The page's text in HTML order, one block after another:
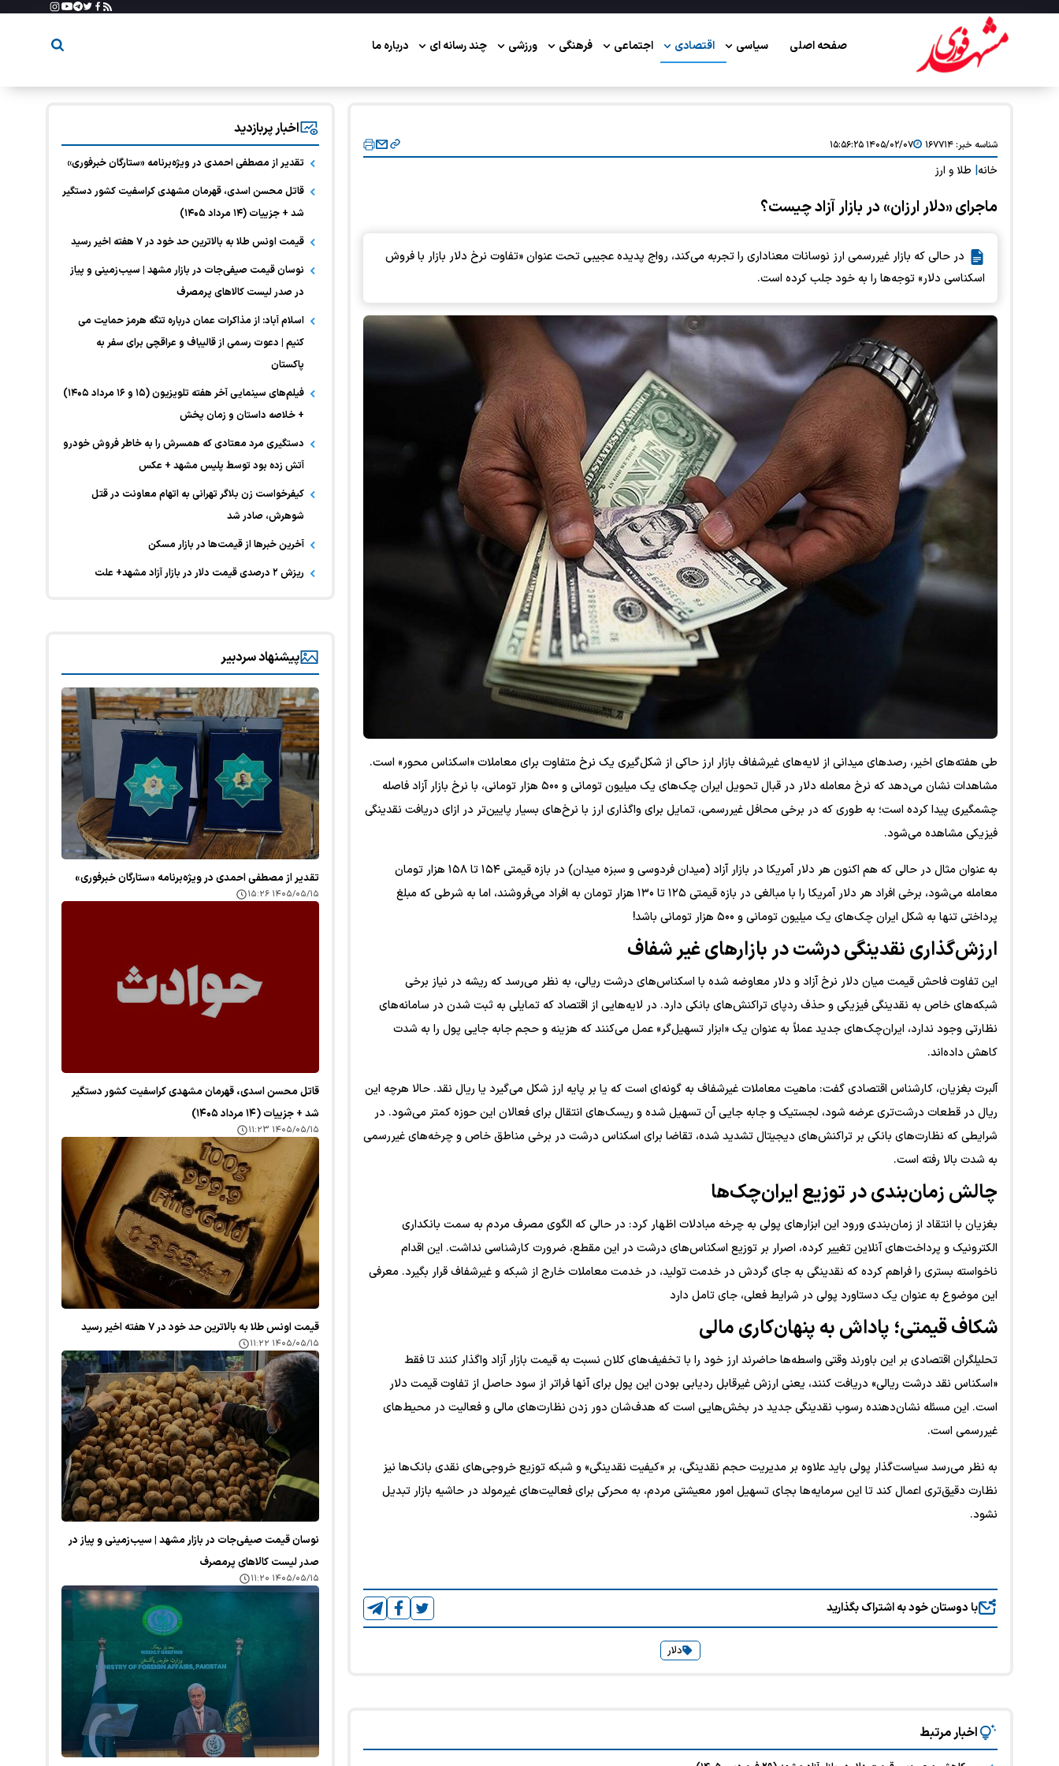
صفحه اصلی سیاسی اقتصادی اجتماعی فرهنگی ورزشی چند رسانه ای درباره ما
شناسه خبر:۱۶۷۷۱۴ ۱۴۰۵/۰۲/۰۷ ۱۵:۵۶:۲۵
خانه طلا و ارز
ماجرای «دلار ارزان» در بازار آزاد چیست؟
در حالی که بازار غیررسمی ارز نوسانات معناداری را تجربه می‌کند، رواج پدیده عجیبی تحت عنوان «تفاوت نرخ دلار بازار با فروش
اسکناسی دلار» توجه‌ها را به خود جلب کرده است.
طی هفته‌های اخیر، رصد‌های میدانی از لایه‌های غیرشفاف بازار ارز حاکی از شکل‌گیری یک نرخ متفاوت برای معاملات «اسکناس محور» است.
مشاهدات نشان می‌دهد که نرخ معامله دلار در قبال تحویل ایران چک‌های یک میلیون تومانی و ۵۰۰ هزار تومانی، با نرخ بازار آزاد فاصله
چشمگیری پیدا کرده است؛ به طوری که در برخی محافل غیررسمی، تمایل برای واگذاری ارز با نرخ‌های بسیار پایین‌تر در ازای دریافت نقدینگی
فیزیکی مشاهده می‌شود.
به عنوان مثال در حالی که هم اکنون هر دلار آمریکا در بازار آزاد (میدان فردوسی و سبزه میدان) در بازه قیمتی ۱۵۴ تا ۱۵۸ هزار تومان
معامله می‌شود، برخی افراد هر دلار آمریکا را با مبالغی در بازه قیمتی ۱۲۵ تا ۱۳۰ هزار تومان به افراد می‌فروشند، اما به شرطی که مبلغ
پرداختی تنها به شکل ایران چک‌های یک میلیون تومانی و ۵۰۰ هزار تومانی باشد!
ارزش‌گذاری نقدینگی درشت در بازار‌های غیر شفاف
این تفاوت فاحش قیمت میان دلار نرخ آزاد و دلار معاوضه شده با اسکناس‌های درشت ریالی، به نظر می‌رسد که ریشه در نیاز برخی
شبکه‌های خاص به نقدینگی فیزیکی و حذف ردپای تراکنش‌های بانکی دارد. در لایه‌هایی از اقتصاد که تمایلی به ثبت شدن در سامانه‌های
نظارتی وجود ندارد، ایران‌چک‌های جدید عملاً به عنوان یک «ابزار تسهیل‌گر» عمل می‌کنند که هزینه و حجم جابه جایی پول را به شدت
کاهش داده‌اند.
آلبرت بغزیان، کارشناس اقتصادی گفت: ماهیت معاملات غیرشفاف به گونه‌ای است که یا بر پایه ارز شکل می‌گیرد یا ریال نقد. حالا هرچه این
ریال در قطعات درشت‌تری عرضه شود، لجستیک و جابه جایی آن تسهیل شده و ریسک‌های انتقال برای فعالان این حوزه کمتر می‌شود. در
شرایطی که نظارت‌های بانکی بر تراکنش‌های دیجیتال تشدید شده، تقاضا برای اسکناس درشت در برخی مناطق خاص و چرخه‌های غیررسمی
به شدت بالا رفته است.
چالش زمان‌بندی در توزیع ایران‌چک‌ها
بغزیان با انتقاد از زمان‌بندی ورود این ابزار‌های پولی به چرخه مبادلات اظهار کرد: در حالی که الگوی مصرف مردم به سمت بانکداری
الکترونیک و پرداخت‌های آنلاین تغییر کرده، اصرار بر توزیع اسکناس‌های درشت در این مقطع، ضرورت کارشناسی نداشت. این اقدام
ناخواسته بستری را فراهم کرده که نقدینگی به جای گردش در خدمت تولید، در خدمت معاملات خارج از شبکه و غیرشفاف قرار بگیرد. معرفی
این موضوع به عنوان یک دستاورد پولی در شرایط فعلی، جای تامل دارد
شکاف قیمتی؛ پاداش به پنهان‌کاری مالی
تحلیلگران اقتصادی بر این باورند وقتی واسطه‌ها حاضرند ارز خود را با تخفیف‌های کلان نسبت به قیمت بازار آزاد واگذار کنند تا فقط
«اسکناس نقد درشت ریالی» دریافت کنند، یعنی ارزش غیرقابل ردیابی بودن این پول برای آنها فراتر از سود حاصل از تفاوت قیمت دلار
است. این مسئله نشان‌دهنده رسوب نقدینگی جدید در بخش‌هایی است که هدف‌شان دور زدن نظارت‌های مالی و فعالیت در محیط‌های
غیررسمی است.
به نظر می‌رسد سیاست‌گذار پولی باید علاوه بر مدیریت حجم نقدینگی، بر «کیفیت نقدینگی» و شبکه توزیع خروجی‌های نقدی بانک‌ها نیز
نظارت دقیق‌تری اعمال کند تا این سرمایه‌ها بجای تسهیل امور معیشتی مردم، به محرکی برای فعالیت‌های غیرمولد در حاشیه بازار تبدیل
نشود.
با دوستان خود به اشتراک بگذارید
دلار
اخبار مرتبط
اخبار پربازدید
تقدیر از مصطفی احمدی در ویژه‌برنامه «ستارگان خبرفوری»
قاتل محسن اسدی، قهرمان مشهدی کراسفیت کشور دستگیر
شد + جزییات (۱۴ مرداد ۱۴۰۵)
قیمت اونس طلا به بالاترین حد خود در ۷ هفته اخیر رسید
نوسان قیمت صیفی‌جات در بازار مشهد | سیب‌زمینی و پیاز
در صدر لیست کالا‌های پرمصرف
اسلام آباد: از مذاکرات عمان درباره تنگه هرمز حمایت می
کنیم | دعوت رسمی از قالیباف و عراقچی برای سفر به
پاکستان
فیلم‌های سینمایی آخر هفته تلویزیون (۱۵ و ۱۶ مرداد ۱۴۰۵)
+ خلاصه داستان و زمان پخش
دستگیری مرد معتادی که همسرش را به خاطر فروش خودرو
آتش زده بود توسط پلیس مشهد + عکس
کیفرخواست زن بلاگر تهرانی به اتهام معاونت در قتل
شوهرش، صادر شد
آخرین خبر‌ها از قیمت‌ها در بازار مسکن
ریزش ۲ درصدی قیمت دلار در بازار آزاد مشهد+ علت
پیشنهاد سردبیر
تقدیر از مصطفی احمدی در ویژه‌برنامه «ستارگان خبرفوری»
۱۴۰۵/۰۵/۱۵ ۱۵:۲۶
قاتل محسن اسدی، قهرمان مشهدی کراسفیت کشور دستگیر
شد + جزییات (۱۴ مرداد ۱۴۰۵)
۱۴۰۵/۰۵/۱۵ ۱۱:۲۳
قیمت اونس طلا به بالاترین حد خود در ۷ هفته اخیر رسید
۱۴۰۵/۰۵/۱۵ ۱۱:۲۲
نوسان قیمت صیفی‌جات در بازار مشهد | سیب‌زمینی و پیاز در
صدر لیست کالا‌های پرمصرف
۱۴۰۵/۰۵/۱۵ ۱۱:۲۰